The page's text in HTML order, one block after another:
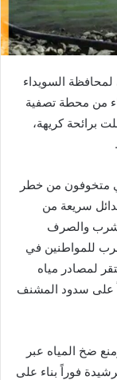
السويداء
من محطة تصفية
برائحة كريهة،
متخوفون من خطر
سريعة من
والصرف
للمواطنين في
لمصادر مياه
على سدود المشنف
ضخ المياه عبر
فوراً بناء على